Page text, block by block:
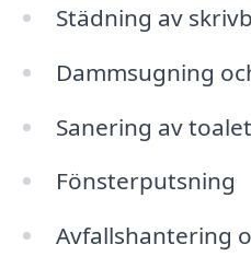
Städning av
Dammsugning
Sanering av
Fönsterputsning
Avfallshantering